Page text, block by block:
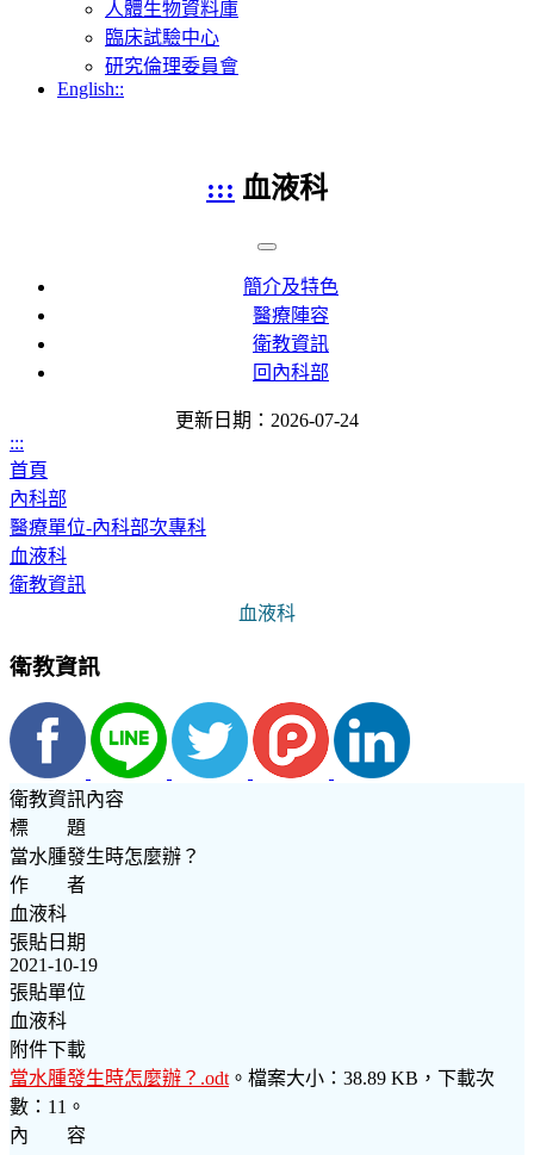
人體生物資料庫
臨床試驗中心
研究倫理委員會
English::
::: 血液科
簡介及特色
醫療陣容
衛教資訊
回內科部
更新日期：2026-07-24
:::
首頁
內科部
醫療單位-內科部次專科
血液科
衛教資訊
血液科
衛教資訊
衛教資訊內容
標 題
當水腫發生時怎麼辦？
作 者
血液科
張貼日期
2021-10-19
張貼單位
血液科
附件下載
當水腫發生時怎麼辦？.odt 。檔案大小：38.89 KB，下載次
數：11。
內 容